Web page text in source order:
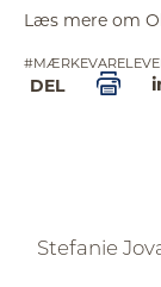
Læs mere om
DEL
Stefanie